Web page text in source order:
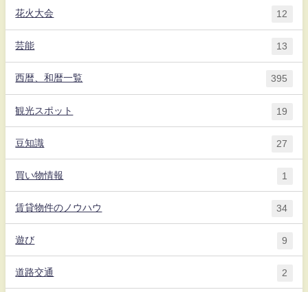
花火大会 12
芸能 13
西暦、和暦一覧 395
観光スポット 19
豆知識 27
買い物情報 1
賃貸物件のノウハウ 34
遊び 9
道路交通 2